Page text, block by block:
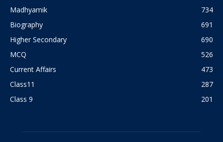
Madhyamik
734
Biography
691
Higher Secondary
690
MCQ
526
Current Affairs
473
Class11
287
Class 9
201